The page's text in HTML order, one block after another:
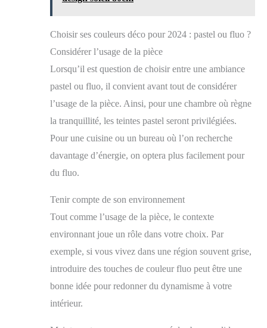
Choisir ses couleurs déco pour 2024 : pastel ou fluo ?
Considérer l’usage de la pièce
Lorsqu’il est question de choisir entre une ambiance
pastel ou fluo, il convient avant tout de considérer
l’usage de la pièce. Ainsi, pour une chambre où règne
la tranquillité, les teintes pastel seront privilégiées.
Pour une cuisine ou un bureau où l’on recherche
davantage d’énergie, on optera plus facilement pour
du fluo.
Tenir compte de son environnement
Tout comme l’usage de la pièce, le contexte
environnant joue un rôle dans votre choix. Par
exemple, si vous vivez dans une région souvent grise,
introduire des touches de couleur fluo peut être une
bonne idée pour redonner du dynamisme à votre
intérieur.